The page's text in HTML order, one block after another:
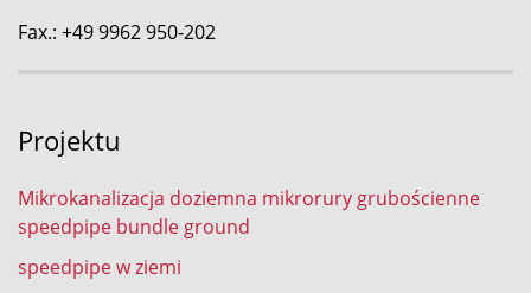
Fax.: +49 9962 950-202
Projektu
Mikrokanalizacja doziemna mikrorury grubościenne
speedpipe bundle ground
speedpipe w ziemi